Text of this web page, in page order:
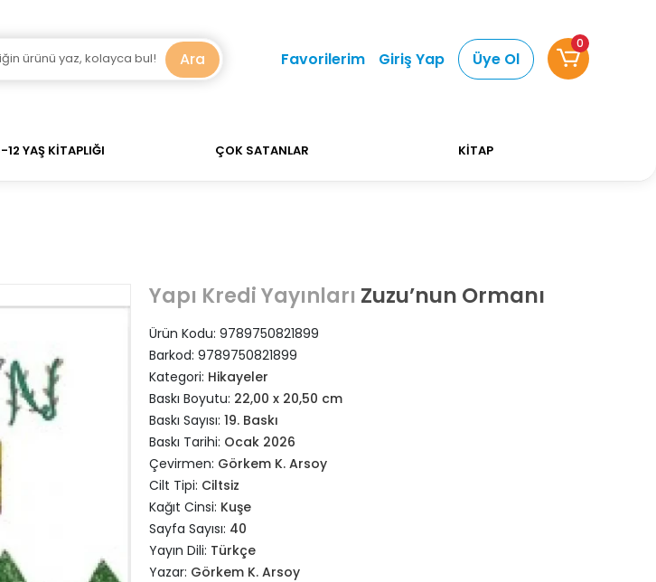
Aynı Gün Kargo! 700 TL Üzeri Alışverişlerinizde Kargo Ücretsiz! Bizi tercih
Ara Favorilerim Giriş Yap Üye Ol
0
12 YAŞ KİTAPLIĞI ÇOK SATANLAR KİTAP
Yapı Kredi Yayınları Zuzu’nun Ormanı
Ürün Kodu: 9789750821899
Barkod: 9789750821899
Kategori: Hikayeler
Baskı Boyutu: 22,00 x 20,50 cm
Baskı Sayısı: 19. Baskı
Baskı Tarihi: Ocak 2026
Çevirmen: Görkem K. Arsoy
Cilt Tipi: Ciltsiz
Kağıt Cinsi: Kuşe
Sayfa Sayısı: 40
Yayın Dili: Türkçe
Yazar: Görkem K. Arsoy